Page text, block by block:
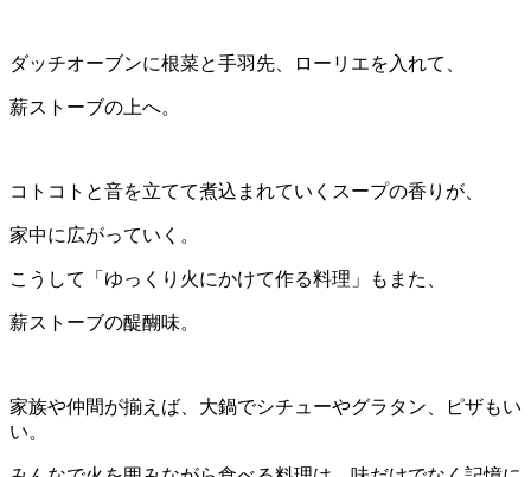
ダッチオーブンに根菜と手羽先、ローリエを入れて、
薪ストーブの上へ。
コトコトと音を立てて煮込まれていくスープの香りが、
家中に広がっていく。
こうして「ゆっくり火にかけて作る料理」もまた、
薪ストーブの醍醐味。
家族や仲間が揃えば、大鍋でシチューやグラタン、ピザもい
い。